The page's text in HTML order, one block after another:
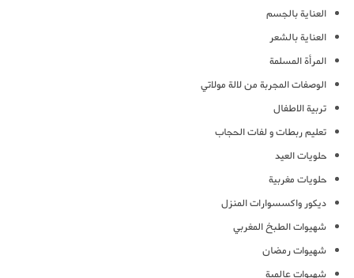
العناية بالجسم
العناية بالشعر
المرأة المسلمة
الوصفات المجربة من لالة مولاتي
تربية الاطفال
تعليم ربطات و لفات الحجاب
حلويات العيد
حلويات مغربية
ديكور واكسسوارات المنزل
شهيوات الطبخ المغربي
شهيوات رمضان